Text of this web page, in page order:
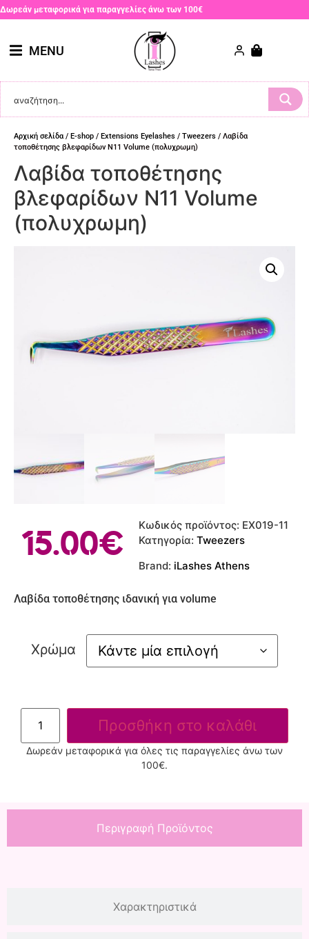
Δωρεάν μεταφορικά για παραγγελίες άνω των 100€
MENU
Αρχική σελίδα / E-shop / Extensions Eyelashes / Tweezers / Λαβίδα
τοποθέτησης βλεφαρίδων Ν11 Volume (πολυχρωμη)
Λαβίδα τοποθέτησης
βλεφαρίδων Ν11 Volume
(πολυχρωμη)
15.00€ Κωδικός προϊόντος: EX019-11
Κατηγορία: Tweezers
Brand: iLashes Athens
Λαβίδα τοποθέτησης ιδανική για volume
Χρώμα
Προσθήκη στο καλάθι
Δωρεάν μεταφορικά για όλες τις παραγγελίες άνω των
100€.
Περιγραφή Προϊόντος
Χαρακτηριστικά